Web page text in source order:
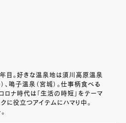
目。好きな温泉地は須川高原温泉
、鳴子温泉（宮城）。仕事柄食べる
ロナ時代は「生活の時短」をテーマ
に役立つアイテムにハマり中。